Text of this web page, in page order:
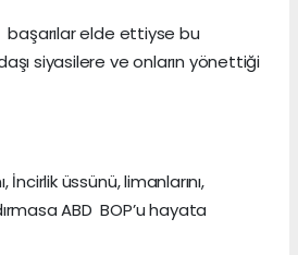
başarılar elde ettiyse bu
siyasilere ve onların yönettiği
İncirlik üssünü, limanlarını,
ABD BOP’u hayata